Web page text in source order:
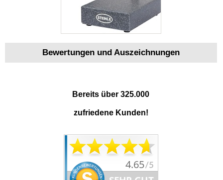
Bewertungen und Auszeichnungen
Bereits über 325.000
zufriedene Kunden!